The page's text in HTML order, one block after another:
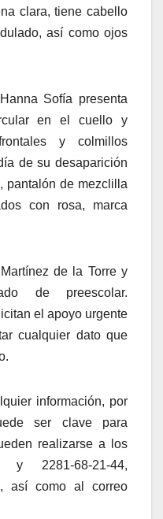
clara, tiene cabello
así como ojos
Sofía presenta
en el cuello y
y colmillos
de su desaparición
pantalón de mezclilla
con rosa, marca
de la Torre y
de preescolar.
el apoyo urgente
cualquier dato que
información, por
ser clave para
realizarse a los
y 2281-68-21-44,
así como al correo